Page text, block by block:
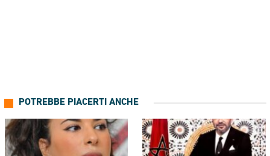
POTREBBE PIACERTI ANCHE